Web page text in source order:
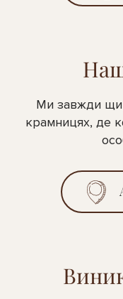
Ми завжди
крамницях, де